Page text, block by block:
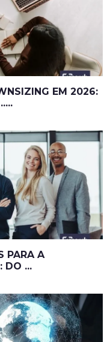
EM 2026:
PARA A
DO ...